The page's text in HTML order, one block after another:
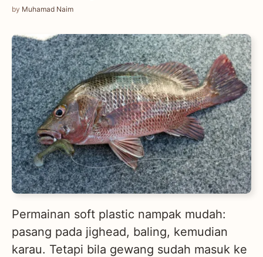
by Muhamad Naim
Permainan soft plastic nampak mudah:
pasang pada jighead, baling, kemudian
karau. Tetapi bila gewang sudah masuk ke